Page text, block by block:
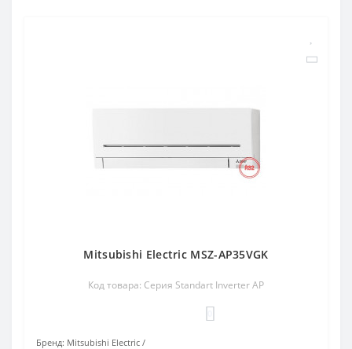
Mitsubishi Electric MSZ-AP35VGK
Код товара: Серия Standart Inverter AP
Бренд: Mitsubishi Electric